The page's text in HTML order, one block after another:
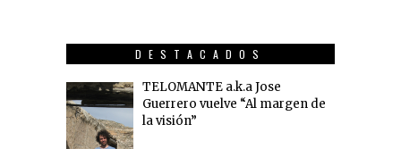
DESTACADOS
TELOMANTE a.k.a Jose
Guerrero vuelve “Al margen de
la visión”